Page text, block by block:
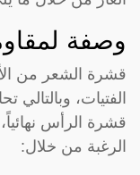
وصفة
قشرة الشعر من
الفتيات،
قشرة الرأس
الرغبة من خلال: